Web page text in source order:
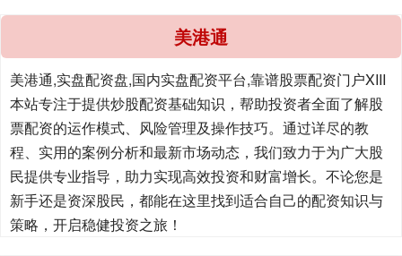
美港通
美港通,实盘配资盘,国内实盘配资平台,靠谱股票配资门户XIII‌
本站专注于提供炒股配资基础知识，帮助投资者全面了解股
票配资的运作模式、风险管理及操作技巧。通过详尽的教
程、实用的案例分析和最新市场动态，我们致力于为广大股
民提供专业指导，助力实现高效投资和财富增长。不论您是
新手还是资深股民，都能在这里找到适合自己的配资知识与
策略，开启稳健投资之旅！